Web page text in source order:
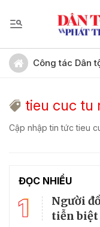
Công tác Dân
tieu cuc tu
Cập nhập tin tức tieu
ĐỌC NHIỀU
1
Người
tiễn biệt